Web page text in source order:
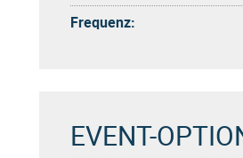
Frequenz:
EVENT-